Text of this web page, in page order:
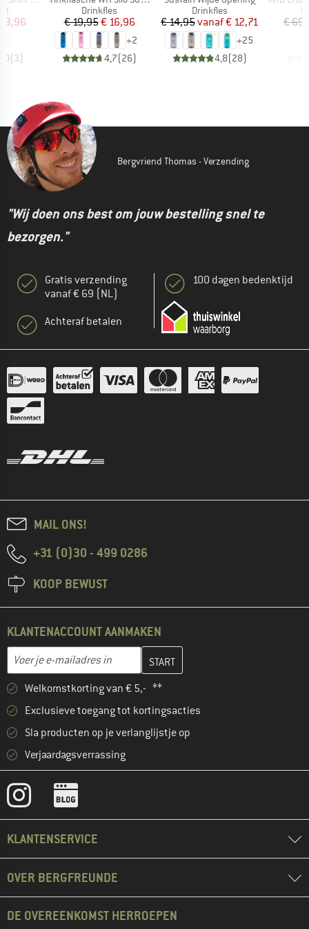
prijs
(3)
Productgroep
Drinkfles
Prijs
€ 19,95Verlaagde prijs
€ 16,96
+2
4,7(26)
Productgroep
Drinkfles
Prijs
€ 14,95 Verlaagde prijs
vanaf€ 12,71
+25
4,8(28)
€
Bergvriend Thomas - Verzending
"Wij doen ons best om jouw bestelling snel te
bezorgen."
Gratis verzending
vanaf € 69 (NL)
Achteraf betalen
100 dagen bedenktijd
MAIL ONS!
+31 (0)30 - 499 0286
KOOP BEWUST
KLANTENACCOUNT AANMAKEN
E-mailadres
Vul je e-mailadres hier in en maak in de volgende stap je
Welkomstkorting van € 5,- **
Exclusieve toegang tot kortingsacties
Sla producten op je verlanglijstje op
Verjaardagsverrassing
KLANTENSERVICE
OVER BERGFREUNDE
DE OVEREENKOMST HERROEPEN